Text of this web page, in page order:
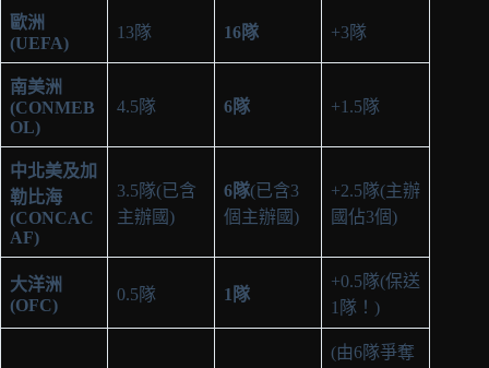
歐洲
(UEFA)
13隊 16隊 +3隊
南美洲
(CONMEB
OL)
4.5隊 6隊 +1.5隊
中北美及加
勒比海
(CONCAC
AF)
3.5隊(已含
主辦國)
6隊(已含3
個主辦國)
+2.5隊(主辦
國佔3個)
大洋洲
(OFC)
0.5隊 1隊
+0.5隊(保送
1隊！)
(由6隊爭奪